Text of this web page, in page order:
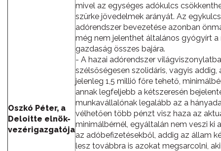
Oszkó Péter, a
Deloitte elnök-
vezérigazgatója
mivel az egységes adókulcs
szürke jövedelmek arányát. Az
adórendszer bevezetése azonban
még nem jelenthet általános gyógyírt a
gazdaság összes bajára.
- A hazai adórendszer
szélsőségesen szolidáris, vagyis addig,
jelenleg 1,5 millió főre tehető,
annak legfeljebb a kétszeresén
munkavállalónak legalább az a
vélhetően több pénzt visz haza az
minimálbérnél, egyáltalán nem veszi ki
az adóbefizetésekből, addig az állam
lesz továbbra is azokat megsarcolni,